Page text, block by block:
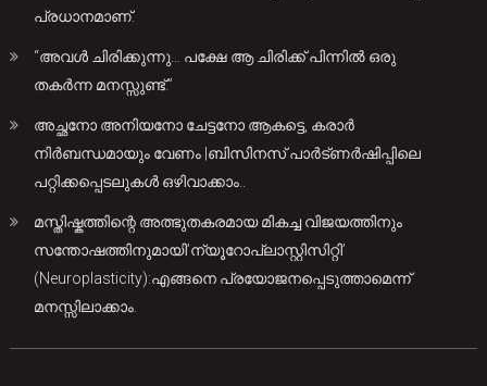
പ്രധാനമാണ്.
“അവൾ ചിരിക്കുന്നു… പക്ഷേ ആ ചിരിക്ക് പിന്നിൽ ഒരു
തകർന്ന മനസ്സുണ്ട്.”
അച്ഛനോ അനിയനോ ചേട്ടനോ ആകട്ടെ, കരാർ
നിർബന്ധമായും വേണം |ബിസിനസ് പാർട്ണർഷിപ്പിലെ
പറ്റിക്കപ്പെടലുകൾ ഒഴിവാക്കാം..
മസ്തിഷ്കത്തിന്റെ അത്ഭുതകരമായ മികച്ച വിജയത്തിനും
സന്തോഷത്തിനുമായി’ന്യൂറോപ്ലാസ്റ്റിസിറ്റി’
(Neuroplasticity):എങ്ങനെ പ്രയോജനപ്പെടുത്താമെന്ന്
മനസ്സിലാക്കാം.